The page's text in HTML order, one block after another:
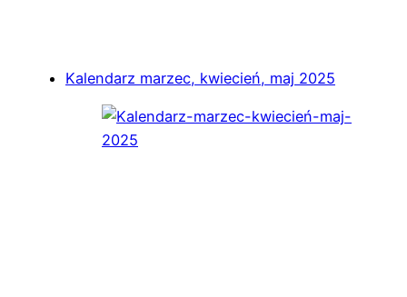
Kalendarz marzec, kwiecień, maj 2025